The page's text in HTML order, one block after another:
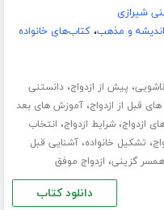
شیرازی
و مذهب،کتاب‌های خانواده
، پیش از ازدواج،دانستنی
قبل از ازدواج،آموزش های بعد
ازدواج،شرایط ازدواج، انتخاب
، تشکیل خانواده،آشنایی قبل
همسر گزینی، ازدواج موفق
دانلود کتاب